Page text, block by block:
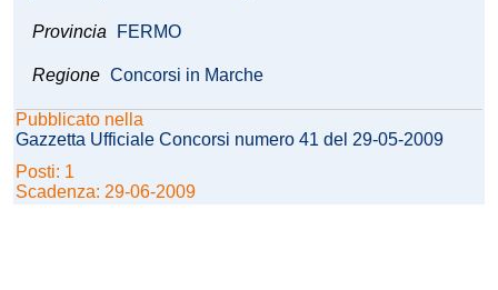
Provincia FERMO
Regione Concorsi in Marche
Pubblicato nella
Gazzetta Ufficiale Concorsi numero 41 del 29-05-2009
Posti: 1
Scadenza: 29-06-2009